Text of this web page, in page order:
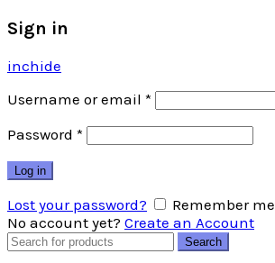
Sign in
inchide
Username or email *
Password *
Log in
Lost your password?
Remember me
No account yet? Create an Account
Search
Search